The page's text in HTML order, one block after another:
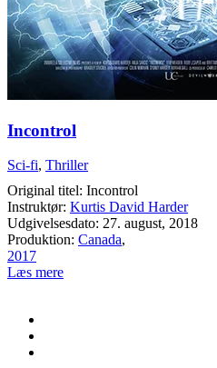
Incontrol
Sci-fi, Thriller
Original titel: Incontrol
Instruktør: Kurtis David Harder
Udgivelsesdato: 27. august, 2018
Produktion: Canada,
2017
Læs mere